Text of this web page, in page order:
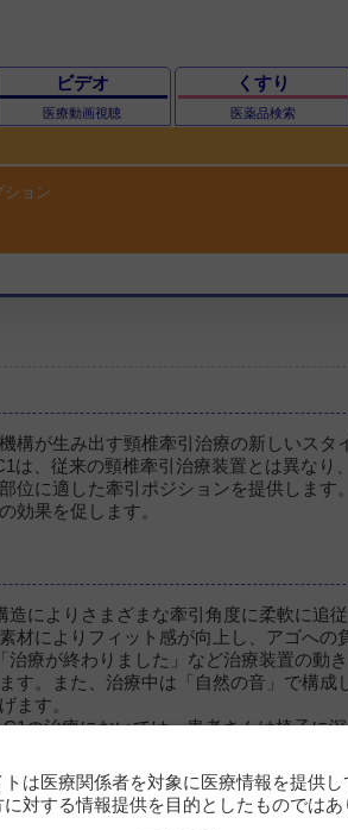
ビデオ
医療動画視聴
くすり
医薬品検索
ション
構が生み出す頸椎牽引治療の新しいスタ
は、従来の頸椎牽引治療装置とは異なり
位に適した牽引ポジションを提供します
効果を促します。
造によりさまざまな牽引角度に柔軟に追
材によりフィット感が向上し、アゴへの
治療が終わりました」など治療装置の動
す。また、治療中は「自然の音」で構成
ます。
の治療においては、患者さんは椅子に
心にチルティングするので、頭の移動距
を標準装備。患者さんがリラックスして
トは医療関係者を対象に医療情報を提供し
対する情報提供を目的としたものではあ